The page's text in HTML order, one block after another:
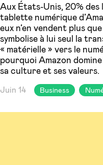
Aux États-Unis, 20% des
tablette numérique
eux n’en vendent plus
symbolise à lui seul la
« matérielle » vers le
pourquoi Amazon
sa culture et ses valeurs.
Juin 14 Business